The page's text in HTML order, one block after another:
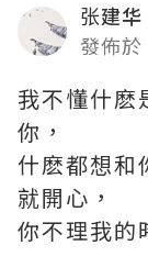
张建华
發佈
我不懂什麽
你，
什麽都想和
就開心，
你不理我的